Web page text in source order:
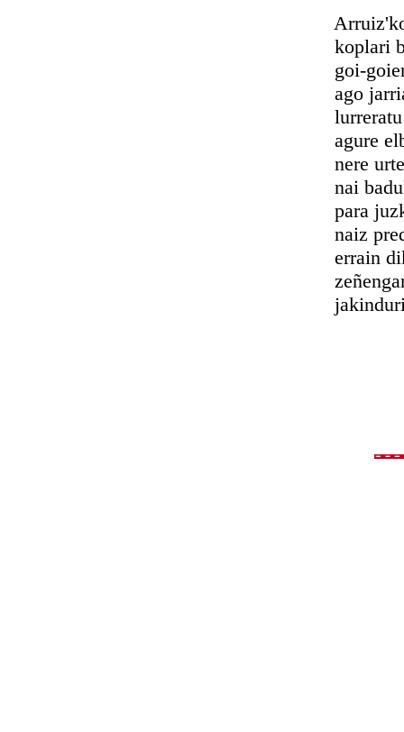
Arruiz'ko
koplari
goi-
ago
lurreratu
agure
nere urte-
nai baduk
para
naiz
errain dik
zeñengan